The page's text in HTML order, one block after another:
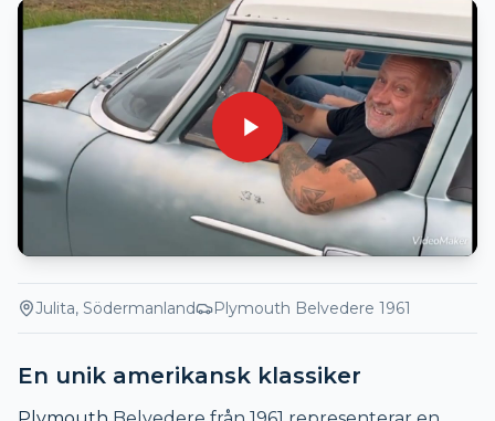
Julita, Södermanland Plymouth Belvedere 1961
En unik amerikansk klassiker